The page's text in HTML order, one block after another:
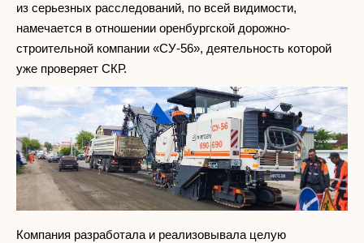
из серьезных расследований, по всей видимости,
намечается в отношении оренбургской дорожно-
строительной компании «СУ-56», деятельность которой
уже проверяет СКР.
Компания разработала и реализовывала целую